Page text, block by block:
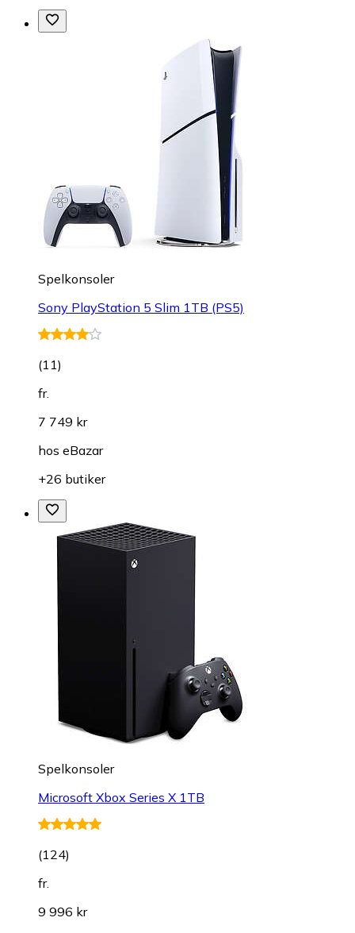
Spelkonsoler
Sony PlayStation 5 Slim 1TB (PS5)
(11)
fr.
7 749 kr
hos eBazar
+26 butiker
Spelkonsoler
Microsoft Xbox Series X 1TB
(124)
fr.
9 996 kr